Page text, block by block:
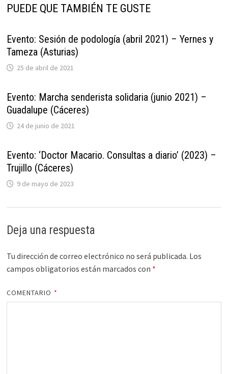
PUEDE QUE TAMBIÉN TE GUSTE
Evento: Sesión de podología (abril 2021) – Yernes y
Tameza (Asturias)
25 de abril de 2021
Evento: Marcha senderista solidaria (junio 2021) –
Guadalupe (Cáceres)
24 de junio de 2021
Evento: ‘Doctor Macario. Consultas a diario’ (2023) –
Trujillo (Cáceres)
9 de mayo de 2023
Deja una respuesta
Tu dirección de correo electrónico no será publicada. Los
campos obligatorios están marcados con *
COMENTARIO *